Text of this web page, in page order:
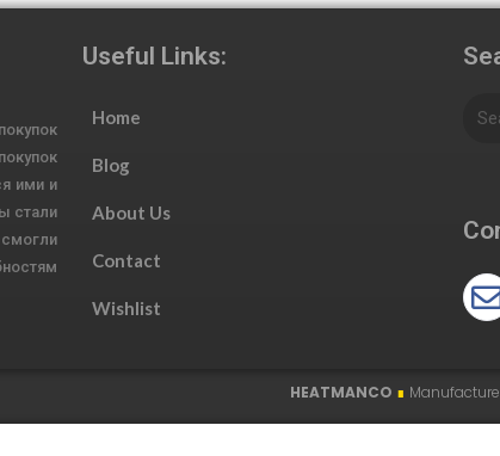
ими и
стали
Useful Links:
Home
Blog
About Us
Contact
Wishlist
HEATMANCO∎Manufacturer